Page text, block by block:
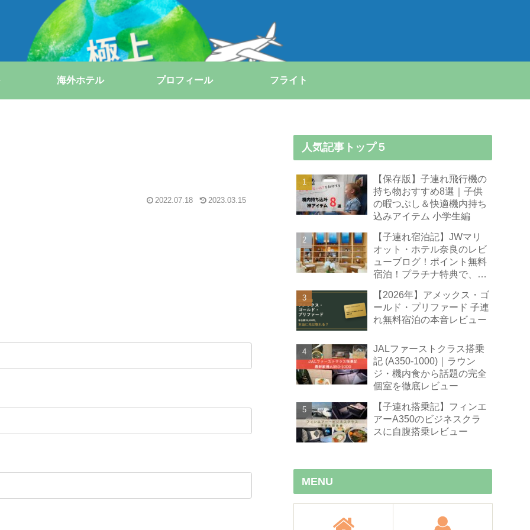
海外ホテル プロフィール フライト
2022.07.18 2023.03.15
人気記事トップ５
【保存版】子連れ飛行機の
持ち物おすすめ8選｜子供
の暇つぶし＆快適機内持ち
込みアイテム 小学生編
【子連れ宿泊記】JWマリ
オット・ホテル奈良のレビ
ューブログ！ポイント無料
宿泊！プラチナ特典で、豪
ウンジ無料！
【2026年】アメックス・ゴ
ールド・プリファード 子連
れ無料宿泊の本音レビュー
JALファーストクラス搭乗
記 (A350-1000)｜ラウン
ジ・機内食から話題の完全
個室を徹底レビュー
【子連れ搭乗記】フィンエ
アーA350のビジネスクラ
スに自腹搭乗レビュー
MENU